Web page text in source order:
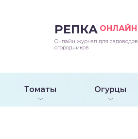
РЕПКА ОНЛАЙН
Онлайн журнал для
огородников
Томаты Огурцы
и подкормки